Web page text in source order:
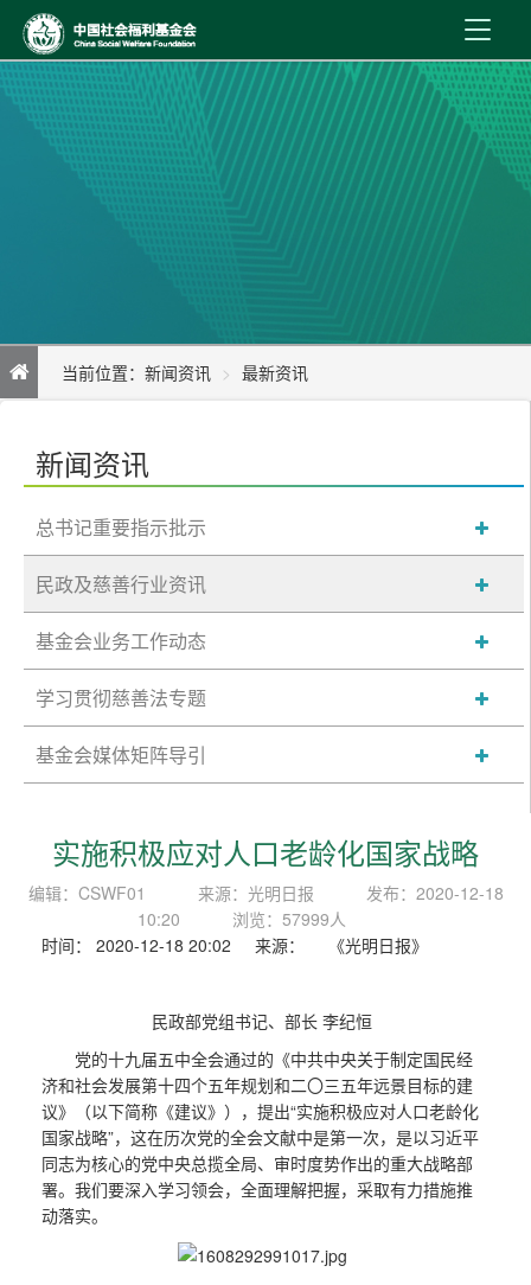
首 页
新闻资讯
机构介绍
当前位置： 新闻资讯 最新资讯
新闻资讯
总书记重要指示批示
民政及慈善行业资讯
基金会业务工作动态
学习贯彻慈善法专题
基金会媒体矩阵导引
实施积极应对人口老龄化国家战略
编辑：CSWF01 来源：光明日报
发布：2020-12-18
10:20
浏览：57999人
时间： 2020-12-18 20:02 来源： 《光明日报》
民政部党组书记、部长 李纪恒
党的十九届五中全会通过的《中共中央关于制定国民经
济和社会发展第十四个五年规划和二〇三五年远景目标的建
议》（以下简称《建议》），提出“实施积极应对人口老龄化
国家战略”，这在历次党的全会文献中是第一次，是以习近平
同志为核心的党中央总揽全局、审时度势作出的重大战略部
署。我们要深入学习领会，全面理解把握，采取有力措施推
动落实。